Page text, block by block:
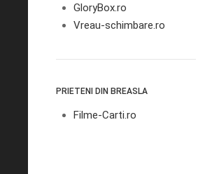
GloryBox.ro
Vreau-schimbare.ro
PRIETENI DIN BREASLA
Filme-Carti.ro